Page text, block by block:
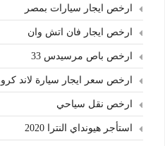
ارخص ايجار سيارات بمصر
ارخص ايجار فان اتش وان
ارخص باص مرسيدس 33
ارخص سعر ايجار سيارة لاند
ارخص نقل سياحي
استأجر هيونداي النترا 2020